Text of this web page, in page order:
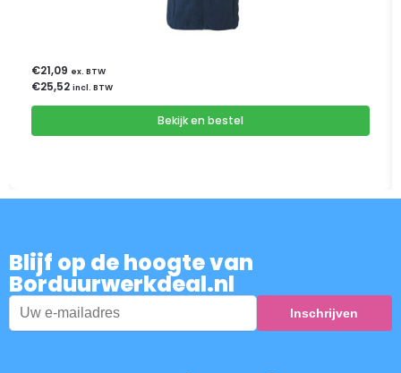
€21,09 ex. BTW
€25,52 incl. BTW
Bekijk en bestel
Blijf op de hoogte van
Borduurwerkdeal.nl